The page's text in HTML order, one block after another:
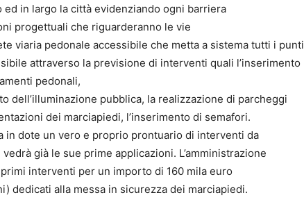
ed in largo la città evidenziando ogni barriera
progettuali che riguarderanno le vie
viaria pedonale accessibile che metta a sistema tutti i punti
attraverso la previsione di interventi quali l’inserimento
pedonali,
dell’illuminazione pubblica, la realizzazione di parcheggi
dei marciapiedi, l’inserimento di semafori.
in dote un vero e proprio prontuario di interventi da
già le sue prime applicazioni. L’amministrazione
interventi per un importo di 160 mila euro
dedicati alla messa in sicurezza dei marciapiedi.